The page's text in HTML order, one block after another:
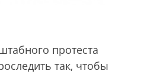
протеста
так, чтобы